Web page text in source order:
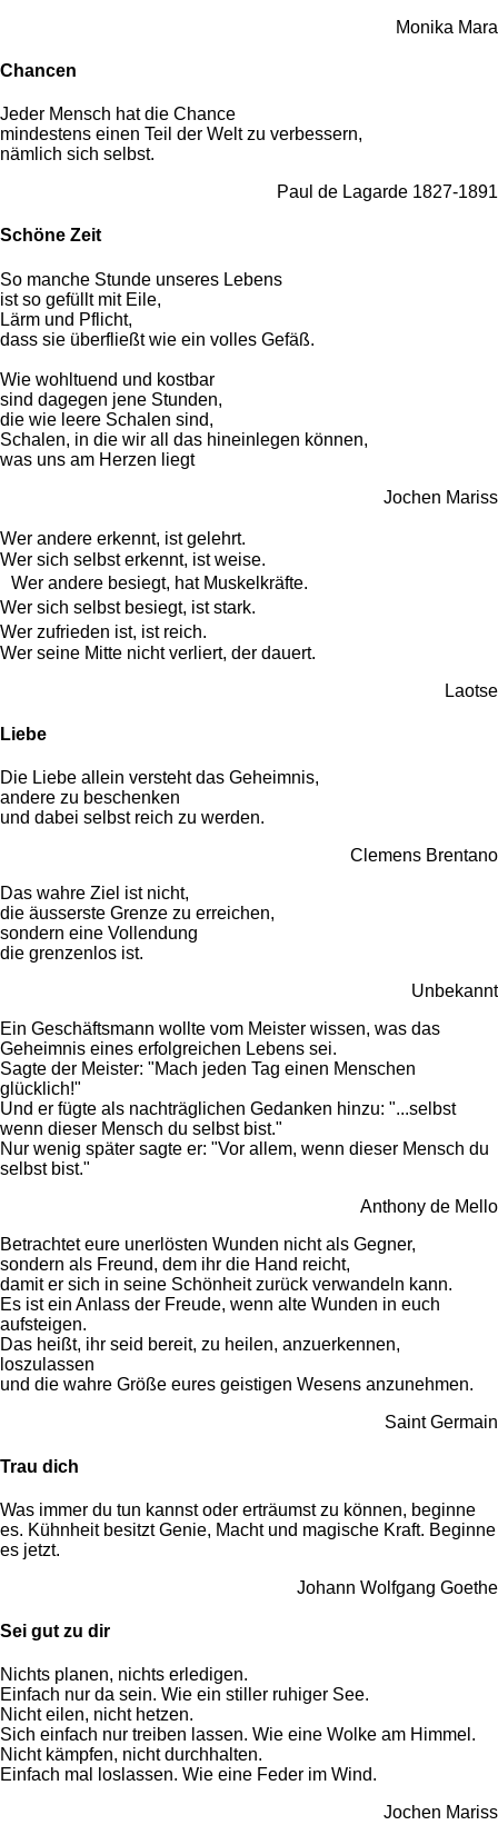
Monika Mara
Chancen
Jeder Mensch hat die Chance
mindestens einen Teil der Welt zu verbessern,
nämlich sich selbst.
Paul de Lagarde 1827-1891
Schöne Zeit
So manche Stunde unseres Lebens
ist so gefüllt mit Eile,
Lärm und Pflicht,
dass sie überfließt wie ein volles Gefäß.
Wie wohltuend und kostbar
sind dagegen jene Stunden,
die wie leere Schalen sind,
Schalen, in die wir all das hineinlegen können,
was uns am Herzen liegt
Jochen Mariss
Wer andere erkennt, ist gelehrt.
Wer sich selbst erkennt, ist weise.
Wer andere besiegt, hat Muskelkräfte.
Wer sich selbst besiegt, ist stark.
Wer zufrieden ist, ist reich.
Wer seine Mitte nicht verliert, der dauert.
Laotse
Liebe
Die Liebe allein versteht das Geheimnis,
andere zu beschenken
und dabei selbst reich zu werden.
Clemens Brentano
Das wahre Ziel ist nicht,
die äusserste Grenze zu erreichen,
sondern eine Vollendung
die grenzenlos ist.
Unbekannt
Ein Geschäftsmann wollte vom Meister wissen, was das
Geheimnis eines erfolgreichen Lebens sei.
Sagte der Meister: "Mach jeden Tag einen Menschen
glücklich!"
Und er fügte als nachträglichen Gedanken hinzu: "...selbst
wenn dieser Mensch du selbst bist."
Nur wenig später sagte er: "Vor allem, wenn dieser Mensch du
selbst bist."
Anthony de Mello
Betrachtet eure unerlösten Wunden nicht als Gegner,
sondern als Freund, dem ihr die Hand reicht,
damit er sich in seine Schönheit zurück verwandeln kann.
Es ist ein Anlass der Freude, wenn alte Wunden in euch
aufsteigen.
Das heißt, ihr seid bereit, zu heilen, anzuerkennen,
loszulassen
und die wahre Größe eures geistigen Wesens anzunehmen.
Saint Germain
Trau dich
Was immer du tun kannst oder erträumst zu können, beginne
es. Kühnheit besitzt Genie, Macht und magische Kraft. Beginne
es jetzt.
Johann Wolfgang Goethe
Sei gut zu dir
Nichts planen, nichts erledigen.
Einfach nur da sein. Wie ein stiller ruhiger See.
Nicht eilen, nicht hetzen.
Sich einfach nur treiben lassen. Wie eine Wolke am Himmel.
Nicht kämpfen, nicht durchhalten.
Einfach mal loslassen. Wie eine Feder im Wind.
Jochen Mariss